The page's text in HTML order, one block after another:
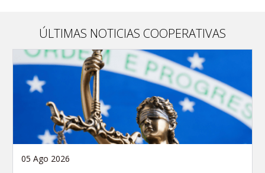
ÚLTIMAS NOTICIAS COOPERATIVAS
05 Ago 2026